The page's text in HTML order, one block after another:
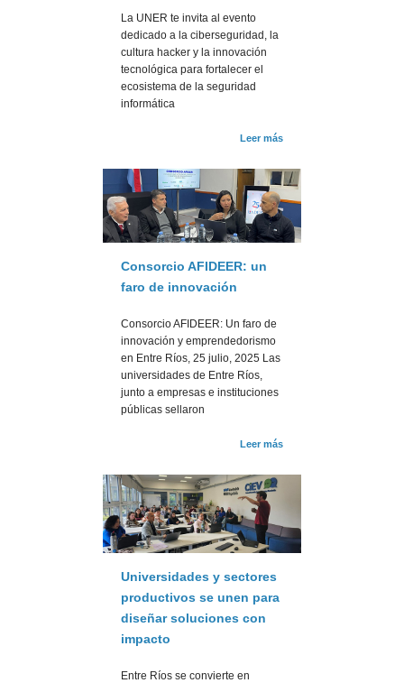
La UNER te invita al evento
dedicado a la ciberseguridad, la
cultura hacker y la innovación
tecnológica para fortalecer el
ecosistema de la seguridad
informática
Leer más
Consorcio AFIDEER: un
faro de innovación
Consorcio AFIDEER: Un faro de
innovación y emprendedorismo
en Entre Ríos, 25 julio, 2025 Las
universidades de Entre Ríos,
junto a empresas e instituciones
públicas sellaron
Leer más
Universidades y sectores
productivos se unen para
diseñar soluciones con
impacto
Entre Ríos se convierte en